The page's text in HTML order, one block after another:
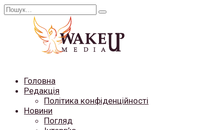
Перейти
Search
Головна
Редакція
Політика конфіденційності
Новини
Погляд